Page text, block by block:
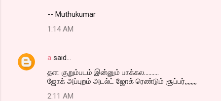
-- Muthukumar
1:14 AM
a said…
தள: குறும்படம் இன்னும் பாக்கல..........
ஜோக் அப்புறம் அடல்ட் ஜோக் ரெண்டும் சூப்பர்,,,,,,,,
2:11 AM